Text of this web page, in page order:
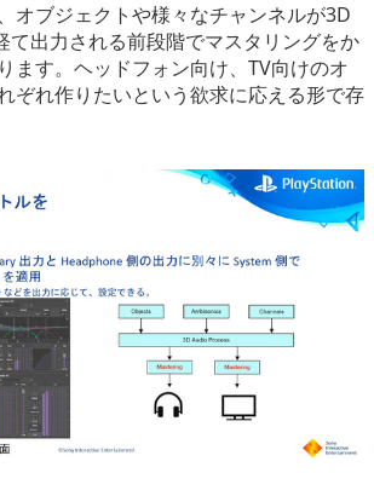
オブジェクトや様々なチャンネルが3D
出力される前段階でマスタリングをか
ます。ヘッドフォン向け、TV向けのオ
ぞれ作りたいという欲求に応える形で存